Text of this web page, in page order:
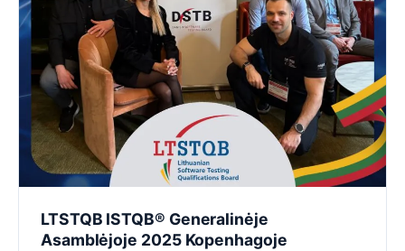
LTSTQB ISTQB® Generalinėje
Asamblėjoje 2025 Kopenhagoje